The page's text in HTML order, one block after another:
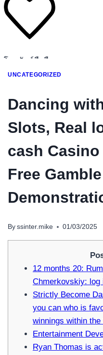
โทรศัพท์มือถือ
โทรศัพท์มือถือ
อุปกรณ์เสริมโทรศัพท์
สินค้าตามแบรนด์
UNCATEGORIZED
Dancing
Slots, Real
cash
Free Gamble
By ssinter.mike 01/03/2025
12 months 20:
Chmerkovskiy: log
Strictly Become
you can who is
winnings within the
Entertainment
Ryan Thomas is